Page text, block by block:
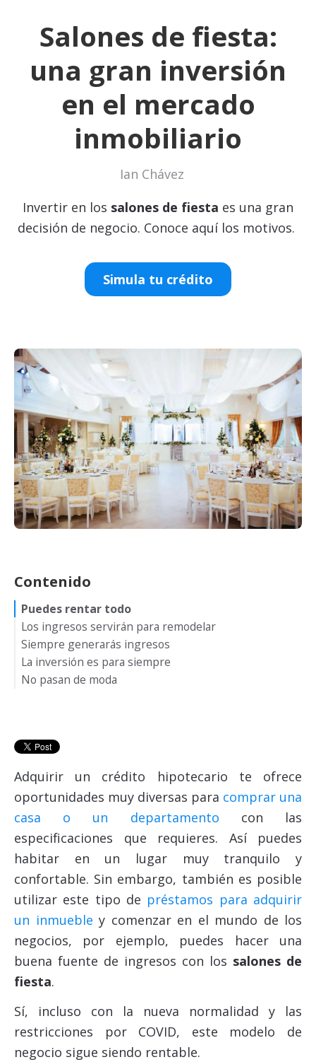
Salones de fiesta:
una gran inversión
en el mercado
inmobiliario
Ian Chávez
Invertir en los salones de fiesta es una gran
decisión de negocio. Conoce aquí los motivos.
Simula tu crédito
Contenido
Puedes rentar todo
Los ingresos servirán para remodelar
Siempre generarás ingresos
La inversión es para siempre
No pasan de moda
Adquirir un crédito hipotecario te ofrece
oportunidades muy diversas para comprar una
casa o un departamento con las
especificaciones que requieres. Así puedes
habitar en un lugar muy tranquilo y
confortable. Sin embargo, también es posible
utilizar este tipo de préstamos para adquirir
un inmueble y comenzar en el mundo de los
negocios, por ejemplo, puedes hacer una
buena fuente de ingresos con los salones de
fiesta.
Sí, incluso con la nueva normalidad y las
restricciones por COVID, este modelo de
negocio sigue siendo rentable.